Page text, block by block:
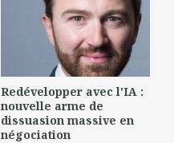
Redévelopper avec l'IA :
nouvelle arme de
dissuasion massive en
négociation